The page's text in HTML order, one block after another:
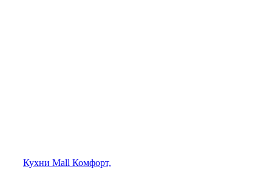
Кухни Mall Комфорт,